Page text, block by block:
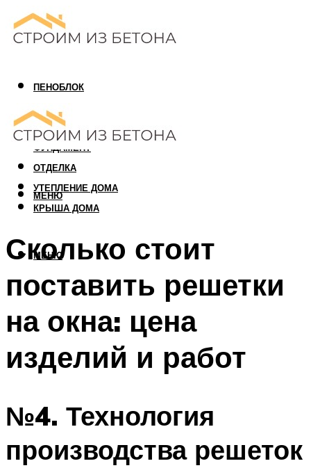
ПЕНОБЛОК
ГАЗОБЛОК
АРБОЛИТОВЫЙ БЛОК
ФУНДАМЕНТ
ОТДЕЛКА
УТЕПЛЕНИЕ ДОМА
КРЫША ДОМА
МЕНЮ
МЕНЮ
Сколько стоит
поставить решетки
на окна: цена
изделий и работ
№4. Технология
производства решеток